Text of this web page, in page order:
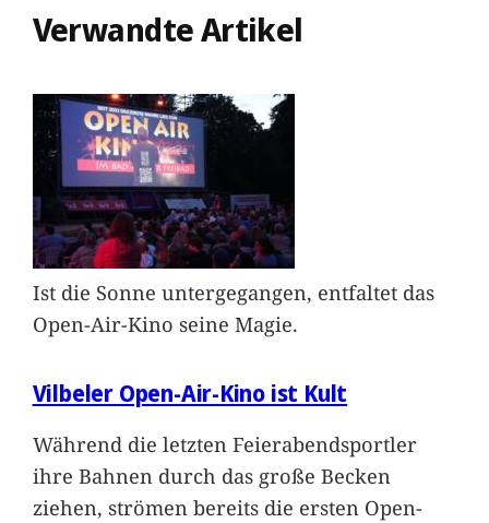
Verwandte Artikel
Ist die Sonne untergegangen, entfaltet das
Open-Air-Kino seine Magie.
Vilbeler Open-Air-Kino ist Kult
Während die letzten Feierabendsportler
ihre Bahnen durch das große Becken
ziehen, strömen bereits die ersten Open-